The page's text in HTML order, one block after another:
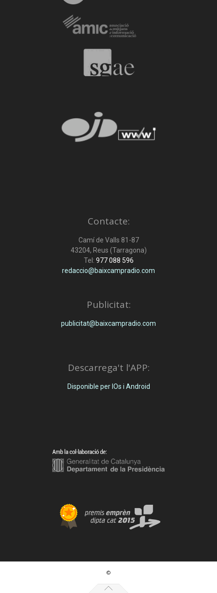
Contacte:
Camí de Valls 81-87
43204, Reus (Tarragona)
Tel: 977 088 596
redaccio@baixcampradio.com
Publicitat:
publicitat@baixcampradio.com
Descarrega't l'APP:
Disponible per IOs i Android
©